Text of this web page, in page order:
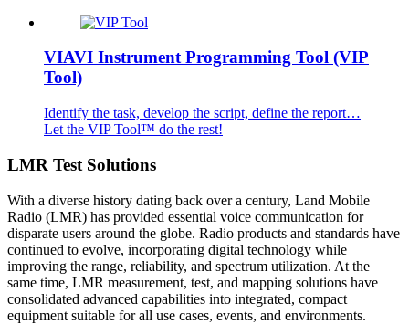
VIAVI Instrument Programming Tool (VIP
Tool)
Identify the task, develop the script, define the report…
Let the VIP Tool™ do the rest!
LMR Test Solutions
With a diverse history dating back over a century, Land Mobile
Radio (LMR) has provided essential voice communication for
disparate users around the globe. Radio products and standards have
continued to evolve, incorporating digital technology while
improving the range, reliability, and spectrum utilization. At the
same time, LMR measurement, test, and mapping solutions have
consolidated advanced capabilities into integrated, compact
equipment suitable for all use cases, events, and environments.